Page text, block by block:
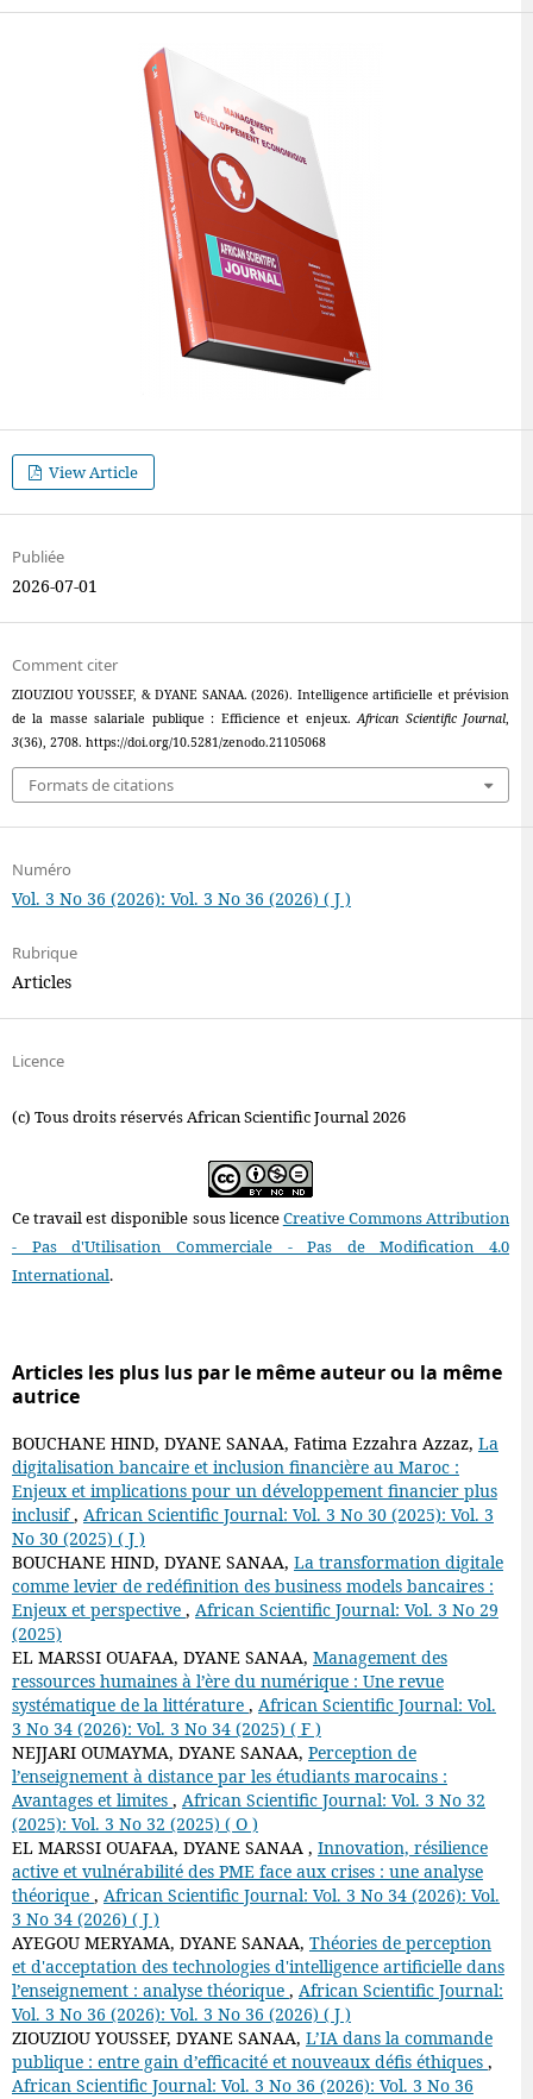
View Article
Publiée
2026-07-01
Comment citer
ZIOUZIOU YOUSSEF, & DYANE SANAA. (2026). Intelligence artificielle et prévision
de la masse salariale publique : Efficience et enjeux.African Scientific Journal,
3(36), 2708. https://doi.org/10.5281/zenodo.21105068
Formats de citations
Numéro
Vol. 3 No 36 (2026): Vol. 3 No 36 (2026) ( J )
Rubrique
Articles
Licence
(c) Tous droits réservés African Scientific Journal 2026
Ce travail est disponible sous licenceCreative Commons Attribution
- Pas d'Utilisation Commerciale - Pas de Modification 4.0
International.
Articles les plus lus par le même auteur ou la même
autrice
BOUCHANE HIND, DYANE SANAA, Fatima Ezzahra Azzaz, La
digitalisation bancaire et inclusion financière au Maroc :
Enjeux et implications pour un développement financier plus
inclusif, African Scientific Journal: Vol. 3 No 30 (2025): Vol. 3
No 30 (2025) ( J )
BOUCHANE HIND, DYANE SANAA, La transformation digitale
comme levier de redéfinition des business models bancaires :
Enjeux et perspective , African Scientific Journal: Vol. 3 No 29
(2025)
EL MARSSI OUAFAA, DYANE SANAA, Management des
ressources humaines à l’ère du numérique : Une revue
systématique de la littérature , African Scientific Journal: Vol.
3 No 34 (2026): Vol. 3 No 34 (2025) ( F )
NEJJARI OUMAYMA, DYANE SANAA, Perception de
l’enseignement à distance par les étudiants marocains :
Avantages et limites , African Scientific Journal: Vol. 3 No 32
(2025): Vol. 3 No 32 (2025) ( O )
EL MARSSI OUAFAA, DYANE SANAA , Innovation, résilience
active et vulnérabilité des PME face aux crises : une analyse
théorique , African Scientific Journal: Vol. 3 No 34 (2026): Vol.
3 No 34 (2026) ( J )
AYEGOU MERYAMA, DYANE SANAA, Théories de perception
et d'acceptation des technologies d'intelligence artificielle dans
l’enseignement : analyse théorique , African Scientific Journal:
Vol. 3 No 36 (2026): Vol. 3 No 36 (2026) ( J )
ZIOUZIOU YOUSSEF, DYANE SANAA, L’IA dans la commande
publique : entre gain d’efficacité et nouveaux défis éthiques ,
African Scientific Journal: Vol. 3 No 36 (2026): Vol. 3 No 36